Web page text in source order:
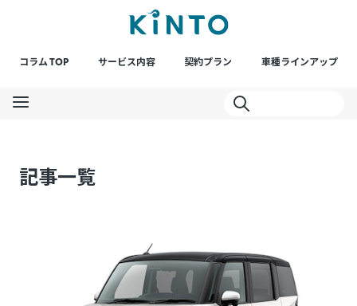
コラム TOP サービス内容 契約プラン 車種ラインアップ
記事一覧